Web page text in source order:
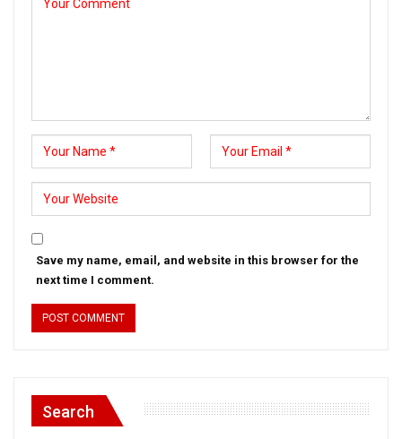
Save my name, email, and website in this browser for the
next time I comment.
Search